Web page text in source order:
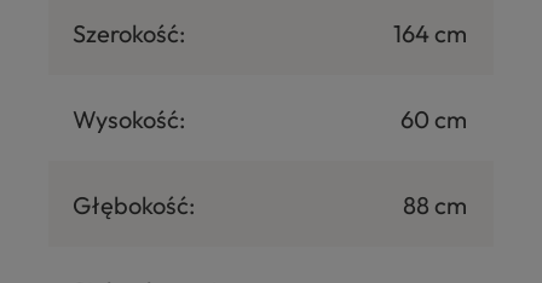
Szerokość: 164 cm
Wysokość: 60 cm
Głębokość: 88 cm